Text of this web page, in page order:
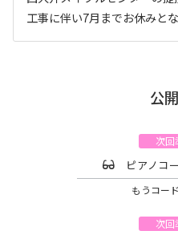
工事に伴い7月までお休みと
公
次回
ピアノ
もうコー
次回